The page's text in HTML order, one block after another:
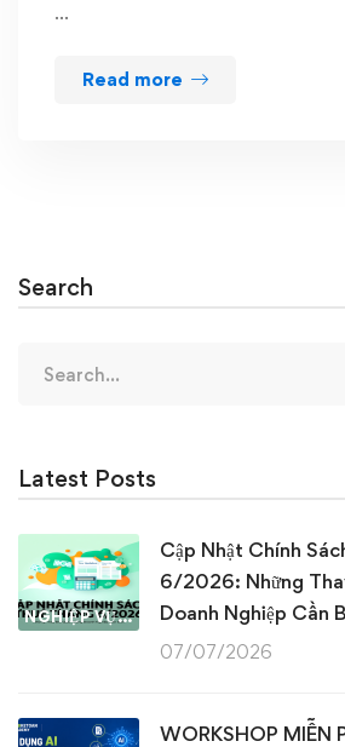
…
Read more
Search
for:
Latest Posts
NGHIỆP VỤ KẾ TOÁN & THUẾ
Cập Nhật Chính
6/2026: Những
Doanh Nghiệp Cần
07/07/2026
WORKSHOP MIỄN